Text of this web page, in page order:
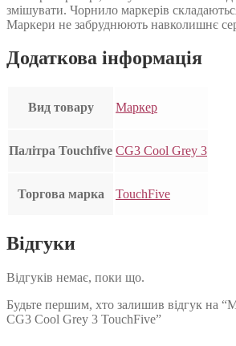
змішувати. Чорнило маркерів
Маркери не забруднюють навколишнє
Додаткова інформація
Вид товару Маркер
Палітра Touchfive CG3 Cool Grey 3
Торгова марка TouchFive
Відгуки
Відгуків немає, поки що.
Будьте першим, хто залишив відгук на
CG3 Cool Grey 3 TouchFive”